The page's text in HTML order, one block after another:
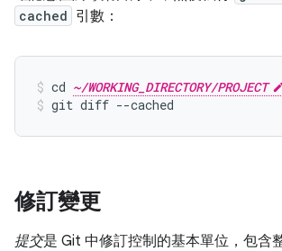
cached 引數：
cd ~/WORKING_DIRECTORY/PROJECT
git diff --cached
修訂變更
提交是 Git 中修訂控制的基本單位，包含